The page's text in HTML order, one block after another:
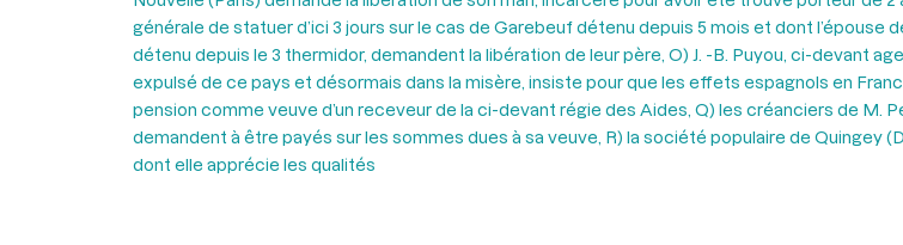
générale de statuer d’ici 3 jours sur le cas de Garebeuf détenu depuis 5 mois et dont l’épouse
détenu depuis le 3 thermidor, demandent la libération de leur père, O) J. -B. Puyou, ci-devant
expulsé de ce pays et désormais dans la misère, insiste pour que les effets espagnols en
pension comme veuve d’un receveur de la ci-devant régie des Aides, Q) les créanciers de M.
demandent à être payés sur les sommes dues à sa veuve, R) la société populaire de Quingey
dont elle apprécie les qualités